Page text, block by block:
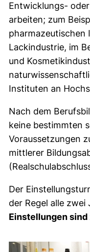
Entwicklungs-
arbeiten; zum
pharmazeutischen
Lackindustrie, im
und
Instituten an
Nach dem
keine bestimmten
Voraussetzungen
mittlerer
Der
der Regel alle zwei
Einstellungen